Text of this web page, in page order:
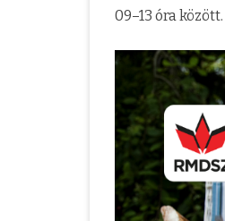
09–13 óra között.